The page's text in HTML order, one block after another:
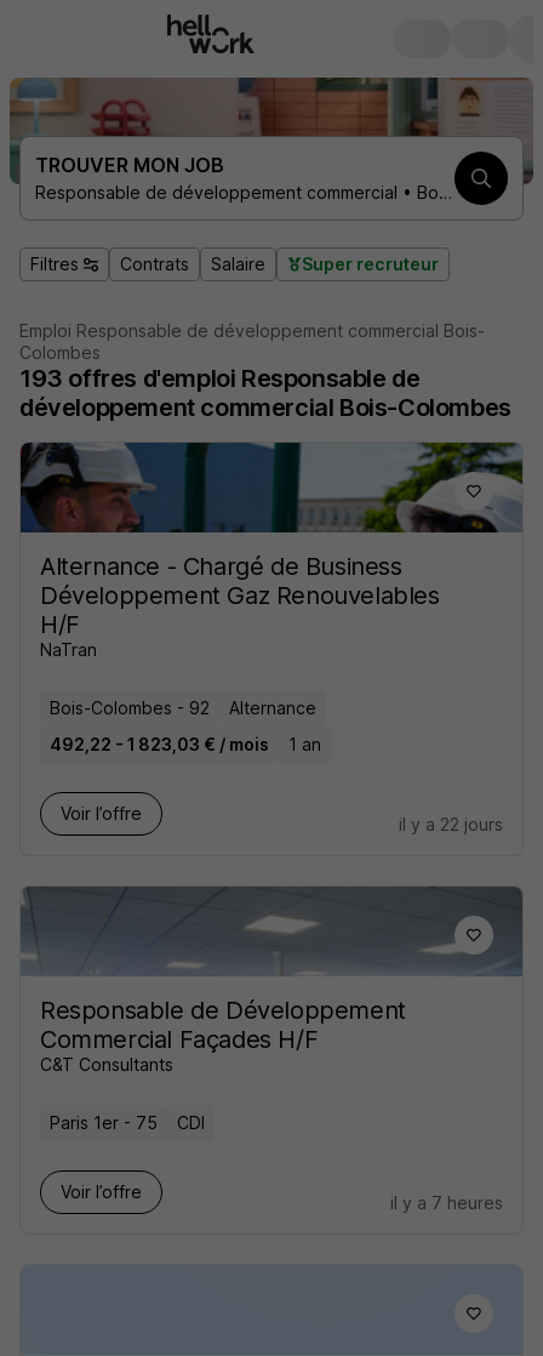
TROUVER MON JOB
Responsable de développement commercial • Bois-Colombes 92270
Filtres Contrats Salaire Super recruteur
Emploi Responsable de développement commercial Bois-
Colombes
193 offres d'emploi Responsable de
développement commercial Bois-Colombes
Alternance - Chargé de Business
Développement Gaz Renouvelables
H/F
NaTran
Bois-Colombes - 92
Alternance
492,22 - 1 823,03 € / mois
1 an
Voir l’offre
il y a 22 jours
Responsable de Développement
Commercial Façades H/F
C&T Consultants
Paris 1er - 75 CDI
Voir l’offre
il y a 7 heures